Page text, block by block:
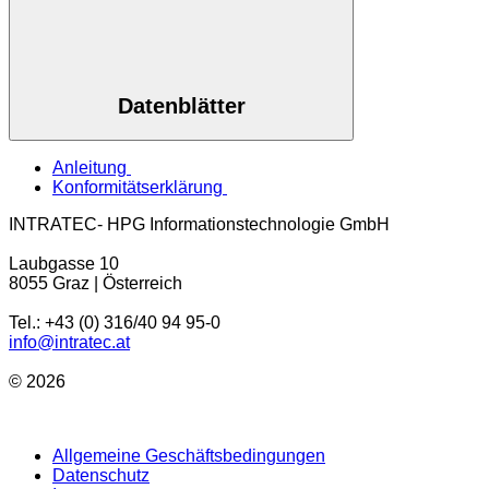
Datenblätter
Anleitung
Konformitätserklärung
INTRATEC- HPG Informationstechnologie GmbH
Laubgasse 10
8055 Graz | Österreich
Tel.: +43 (0) 316/40 94 95-0
info@intratec.at
© 2026
Allgemeine Geschäftsbedingungen
Datenschutz